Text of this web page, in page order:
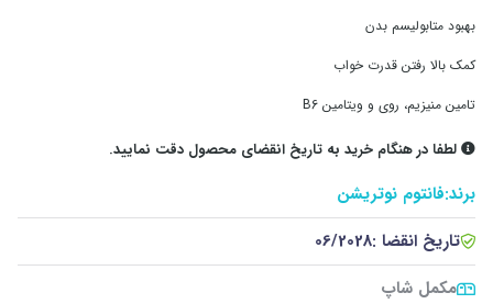
بهبود متابولیسم بدن
کمک بالا رفتن قدرت خواب
تامین منیزیم، روی و ویتامین B6
لطفا در هنگام خرید به تاریخ انقضای محصول دقت نمایید.
برند:فانتوم نوتریشن
تاریخ انقضا :06/2028
مکمل شاپ